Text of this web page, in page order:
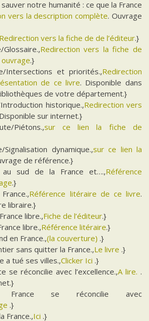
notre humanité : ce que la France
vers la description complète. Ouvrage
Redirection vers la fiche de de l’éditeur.}
Redirection vers la fiche de
.}
Intersections et priorités.,Redirection
de ce livre. Disponible dans
de votre département.}
historique.,Redirection vers
sur internet.}
Piétons.,sur ce lien la fiche de
dynamique.,sur ce lien la
de référence.}
au sud de la France et….,Référence
.}
Référence litéraire de ce livre.
libraire.}
libre.,Fiche de l’éditeur.}
libre.,Référence litéraire.}
en France.,(la couverture) .}
sans quitter la France.,Le livre .}
a tué ses villes.,Clicker Ici .}
se réconcilie avec l’excellence.,A lire. .
France se réconcilie avec
.}
France.,Ici .}